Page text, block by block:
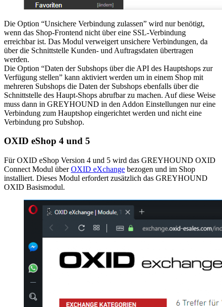
Die Option “Unsichere Verbindung zulassen” wird nur benötigt,
wenn das Shop-Frontend nicht über eine SSL-Verbindung
erreichbar ist. Das Modul verweigert unsichere Verbindungen, da
über die Schnittstelle Kunden- und Auftragsdaten übertragen
werden.
Die Option “Daten der Subshops über die API des Hauptshops zur
Verfügung stellen” kann aktiviert werden um in einem Shop mit
mehreren Subshops die Daten der Subshops ebenfalls über die
Schnittstelle des Haupt-Shops abrufbar zu machen. Auf diese Weise
muss dann in GREYHOUND in den Addon Einstellungen nur eine
Verbindung zum Hauptshop eingerichtet werden und nicht eine
Verbindung pro Subshop.
OXID eShop 4 und 5
Für OXID eShop Version 4 und 5 wird das GREYHOUND OXID
Connect Modul überOXID eXchange bezogen und im Shop
installiert. Dieses Modul erfordert zusätzlich das GREYHOUND
OXID Basismodul.